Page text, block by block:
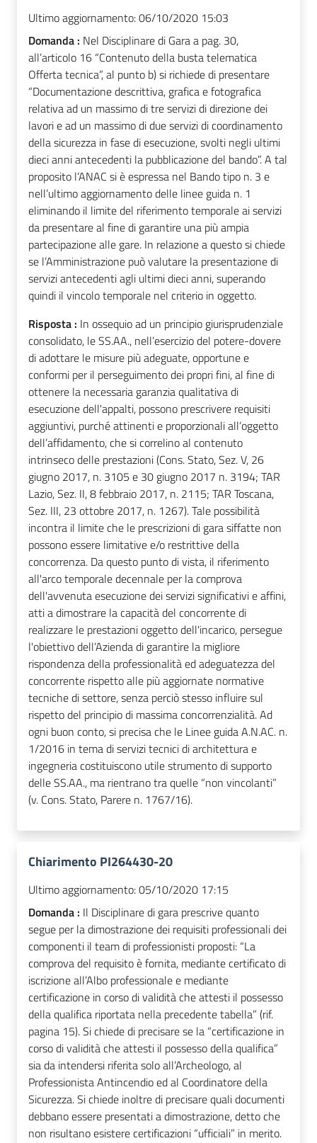
Ultimo aggiornamento:06/10/2020 15:03
Domanda : Nel Disciplinare di Gara a pag. 30,
all’articolo 16 “Contenuto della busta telematica
Offerta tecnica”, al punto b) si richiede di presentare
“Documentazione descrittiva, grafica e fotografica
relativa ad un massimo di tre servizi di direzione dei
lavori e ad un massimo di due servizi di coordinamento
della sicurezza in fase di esecuzione, svolti negli ultimi
dieci anni antecedenti la pubblicazione del bando”. A tal
proposito l’ANAC si è espressa nel Bando tipo n. 3 e
nell’ultimo aggiornamento delle linee guida n. 1
eliminando il limite del riferimento temporale ai servizi
da presentare al fine di garantire una più ampia
partecipazione alle gare. In relazione a questo si chiede
se l’Amministrazione può valutare la presentazione di
servizi antecedenti agli ultimi dieci anni, superando
quindi il vincolo temporale nel criterio in oggetto.
Risposta : In ossequio ad un principio giurisprudenziale
consolidato, le SS.AA., nell’esercizio del potere-dovere
di adottare le misure più adeguate, opportune e
conformi per il perseguimento dei propri fini, al fine di
ottenere la necessaria garanzia qualitativa di
esecuzione dell'appalti, possono prescrivere requisiti
aggiuntivi, purché attinenti e proporzionali all’oggetto
dell’affidamento, che si correlino al contenuto
intrinseco delle prestazioni (Cons. Stato, Sez. V, 26
giugno 2017, n. 3105 e 30 giugno 2017 n. 3194; TAR
Lazio, Sez. II, 8 febbraio 2017, n. 2115; TAR Toscana,
Sez. III, 23 ottobre 2017, n. 1267). Tale possibilità
incontra il limite che le prescrizioni di gara siffatte non
possono essere limitative e/o restrittive della
concorrenza. Da questo punto di vista, il riferimento
all'arco temporale decennale per la comprova
dell'avvenuta esecuzione dei servizi significativi e affini,
atti a dimostrare la capacità del concorrente di
realizzare le prestazioni oggetto dell'incarico, persegue
l'obiettivo dell’Azienda di garantire la migliore
rispondenza della professionalità ed adeguatezza del
concorrente rispetto alle più aggiornate normative
tecniche di settore, senza perciò stesso influire sul
rispetto del principio di massima concorrenzialità. Ad
ogni buon conto, si precisa che le Linee guida A.N.AC. n.
1/2016 in tema di servizi tecnici di architettura e
ingegneria costituiscono utile strumento di supporto
delle SS.AA., ma rientrano tra quelle “non vincolanti”
(v. Cons. Stato, Parere n. 1767/16).
Chiarimento PI264430-20
Ultimo aggiornamento:05/10/2020 17:15
Domanda : Il Disciplinare di gara prescrive quanto
segue per la dimostrazione dei requisiti professionali dei
componenti il team di professionisti proposti: “La
comprova del requisito è fornita, mediante certificato di
iscrizione all’Albo professionale e mediante
certificazione in corso di validità che attesti il possesso
della qualifica riportata nella precedente tabella” (rif.
pagina 15). Si chiede di precisare se la “certificazione in
corso di validità che attesti il possesso della qualifica”
sia da intendersi riferita solo all’Archeologo, al
Professionista Antincendio ed al Coordinatore della
Sicurezza. Si chiede inoltre di precisare quali documenti
debbano essere presentati a dimostrazione, detto che
non risultano esistere certificazioni “ufficiali” in merito.